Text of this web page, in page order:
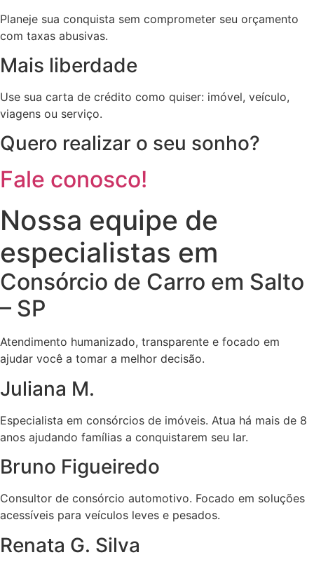
Planeje sua conquista sem comprometer seu orçamento
com taxas abusivas.
Mais liberdade
Use sua carta de crédito como quiser: imóvel, veículo,
viagens ou serviço.
Quero realizar o seu sonho?
Fale conosco!
Nossa equipe de
especialistas em
Consórcio de Carro em Salto
– SP
Atendimento humanizado, transparente e focado em
ajudar você a tomar a melhor decisão.
Juliana M.
Especialista em consórcios de imóveis. Atua há mais de 8
anos ajudando famílias a conquistarem seu lar.
Bruno Figueiredo
Consultor de consórcio automotivo. Focado em soluções
acessíveis para veículos leves e pesados.
Renata G. Silva